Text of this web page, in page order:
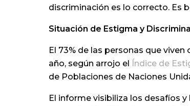
discriminación es lo correcto. Es
Situación de Estigma y
El 73% de las personas que
año, según arrojo el Índice de
de Poblaciones de Naciones
El informe visibiliza los desafíos